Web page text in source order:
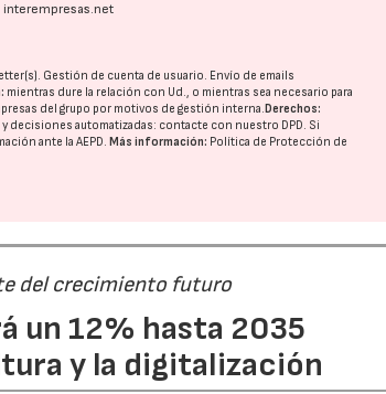
Gestión de cuenta de usuario. Envío de emails
mientras dure la relación con Ud., o mientras sea necesario para
del grupo por motivos de gestión interna. Derechos:
decisiones automatizadas: contacte con nuestro DPD. Si
ante laAEPD. Más información: Política de Protección de
del crecimiento futuro
un 12% hasta 2035
y la digitalización